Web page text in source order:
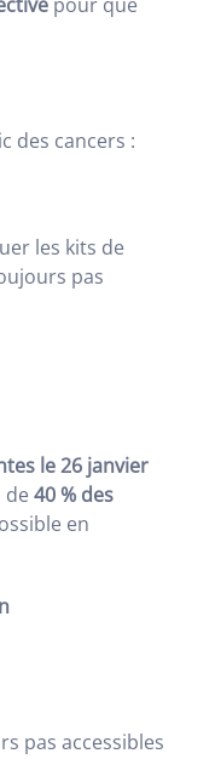
des cancers :
les kits de
pas
le 26 janvier
de 40 % des
en
pas accessibles